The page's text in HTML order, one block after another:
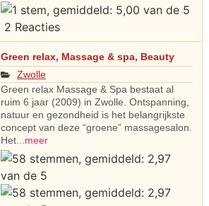
2 Reacties
Green relax, Massage & spa, Beauty
Zwolle
Green relax Massage & Spa bestaat al
ruim 6 jaar (2009) in Zwolle. Ontspanning,
natuur en gezondheid is het belangrijkste
concept van deze “groene” massagesalon.
Het ...meer